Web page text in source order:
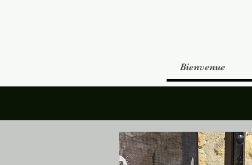
Bienvenue